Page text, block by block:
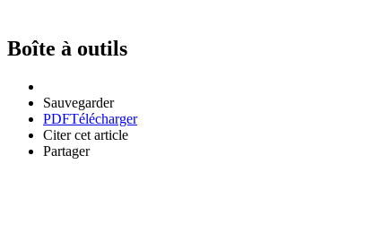
Boîte à outils
Sauvegarder
PDFTélécharger
Citer cet article
Partager